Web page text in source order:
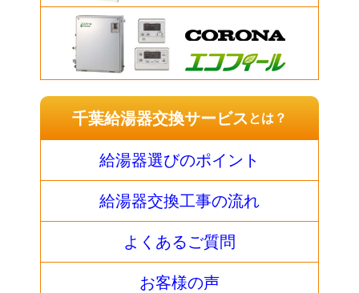
千葉給湯器交換サービス とは？
給湯器選びのポイント
給湯器交換工事の流れ
よくあるご質問
お客様の声